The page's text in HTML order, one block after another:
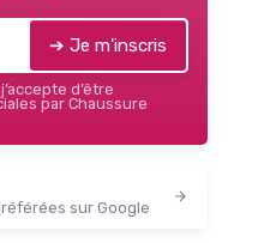
➔ Je m'inscris
d’être
par Chaussure
sur Google